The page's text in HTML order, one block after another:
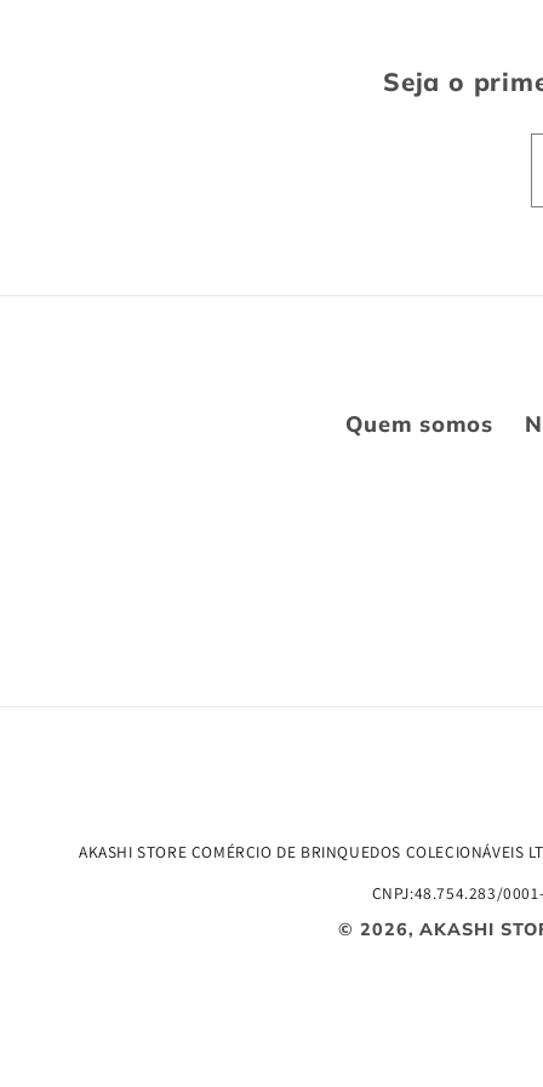
Seja o
Quem somos
AKASHI STORE COMÉRCIO DE BRINQUEDOS COLECIONÁVEIS
CNPJ:48.754.283/
© 2026,AKASHI